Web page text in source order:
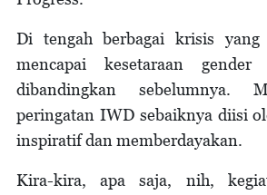
Di tengah berbagai krisis
mencapai kesetaraan
dibandingkan sebelumnya.
peringatan IWD sebaiknya diisi
inspiratif dan memberdayakan.
Kira-kira, apa saja, nih,